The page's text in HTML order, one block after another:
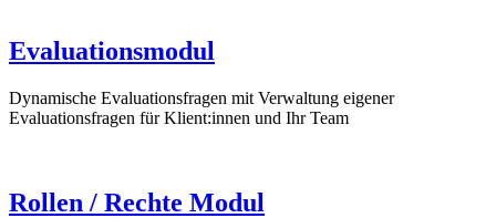
Evaluationsmodul
Dynamische Evaluationsfragen mit Verwaltung eigener
Evaluationsfragen für Klient:innen und Ihr Team
Rollen / Rechte Modul